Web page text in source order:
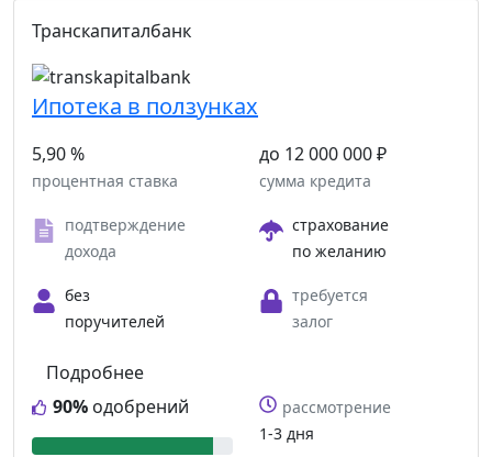
Транскапиталбанк
Ипотека в ползунках
5,90 %
процентная ставка
до 12 000 000 ₽
сумма кредита
подтверждение
дохода
страхование
по желанию
без
поручителей
требуется
залог
90% одобрений
Подробнее
рассмотрение
1-3 дня